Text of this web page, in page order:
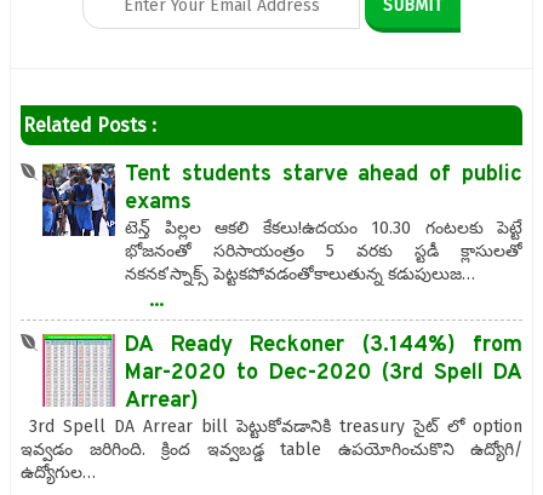
Related Posts :
Tent students starve ahead of public
exams
టెన్త్‌ పిల్లల ఆకలి కేకలు!ఉదయం 10.30 గంటలకు పెట్టే
భోజనంతో సరిసాయంత్రం 5 వరకు స్టడీ క్లాసులతో
నకనక’స్నాక్స్‌ పెట్టకపోవడంతోకాలుతున్న కడుపులుజ…
...
DA Ready Reckoner (3.144%) from
Mar-2020 to Dec-2020 (3rd Spell DA
Arrear)
3rd Spell DA Arrear bill పెట్టుకోవడానికి treasury సైట్ లో option
ఇవ్వడం జరిగింది. క్రింద ఇవ్వబడ్డ table ఉపయోగించుకొని ఉద్యోగి/
ఉద్యోగుల…